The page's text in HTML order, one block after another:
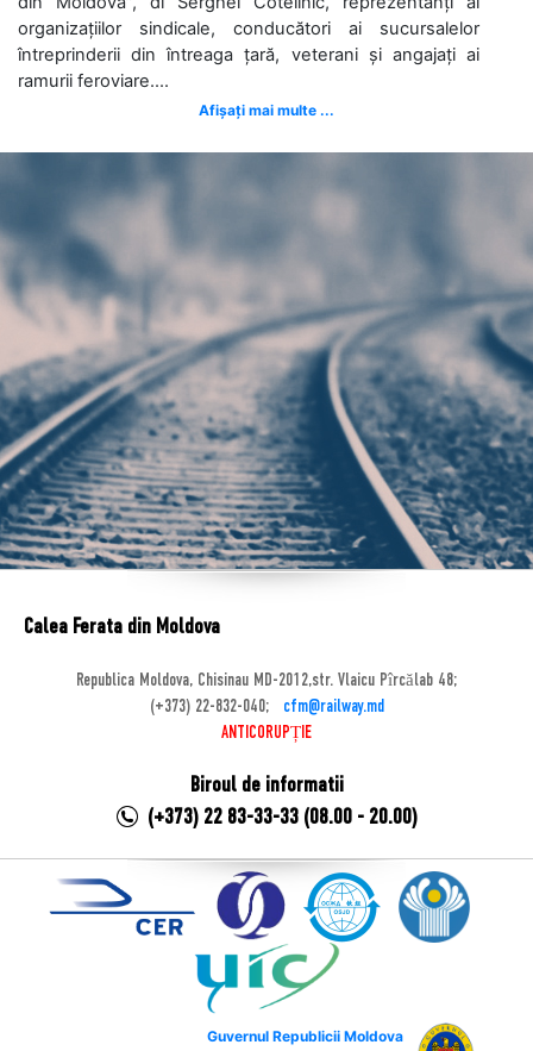
organizațiilor sindicale, conducători ai sucursalelor
întreprinderii din întreaga țară, veterani și angajați ai
ramurii feroviare....
Afișați mai multe ...
Calea Ferata din Moldova
Republica Moldova, Chisinau MD-2012,str. Vlaicu Pîrcălab 48;
(+373) 22-832-040;
cfm@railway.md
ANTICORUPȚIE
Biroul de informatii
(+373) 22 83-33-33 (08.00 - 20.00)
Guvernul Republicii Moldova